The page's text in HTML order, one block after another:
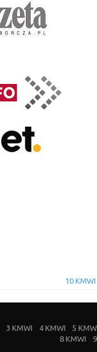
10
3 KMWI 4 KMWI 5
8 KMWI